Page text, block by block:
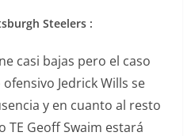
Steelers :
casi bajas pero el caso
Jedrick Wills se
y en cuanto al resto
TE Geoff Swaim estará